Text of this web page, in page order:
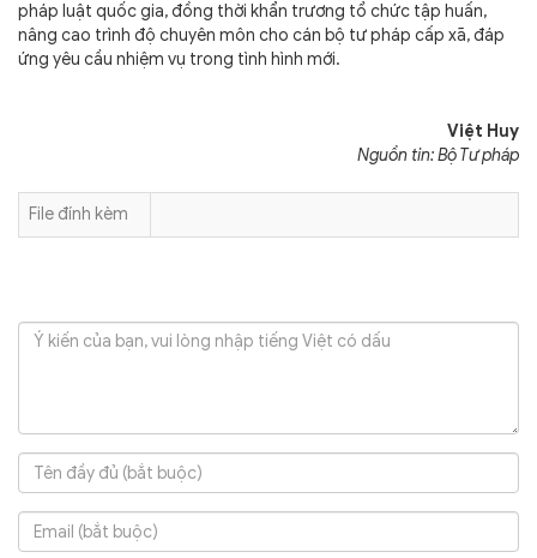
pháp luật quốc gia, đồng thời khẩn trương tổ chức tập huấn,
nâng cao trình độ chuyên môn cho cán bộ tư pháp cấp xã, đáp
ứng yêu cầu nhiệm vụ trong tình hình mới.
Việt Huy
Nguồn tin: Bộ Tư pháp
File đính kèm